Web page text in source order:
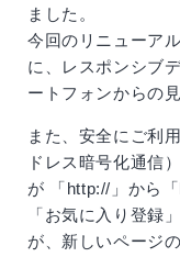
ました。
今回のリニューア
に、レスポンシブ
ートフォンからの
また、安全にご利
ドレス暗号化通信
が 「http://」から
「お気に入り登録
が、新しいページ